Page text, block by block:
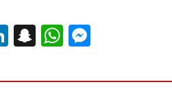
LinkedIn
Snapchat
WhatsApp